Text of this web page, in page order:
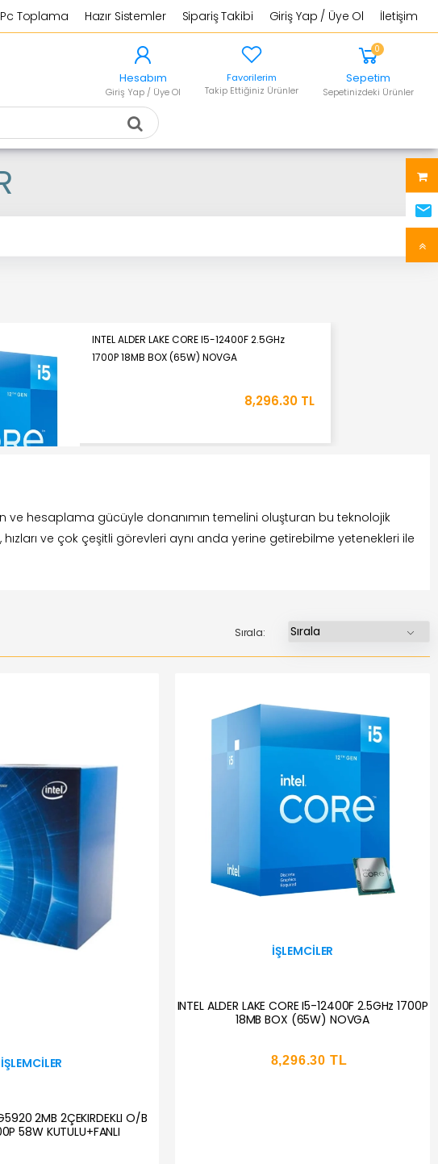
Pc Toplama Hazır Sistemler Sipariş Takibi Giriş Yap / Üye Ol İletişim
Hesabım
Giriş Yap / Üye Ol
Favorilerim
Takip Ettiğiniz Ürünler
0
Sepetim
Sepetinizdeki Ürünler
INTEL ALDER LAKE CORE I5-12400F 2.5GHz
1700P 18MB BOX (65W) NOVGA
8,296.30 TL
ve hesaplama gücüyle donanımın temelini oluşturan bu teknolojik
ve çok çeşitli görevleri aynı anda yerine getirebilme yetenekleri ile
Sırala:
İŞLEMCILER
2MB 2ÇEKIRDEKLI O/B
58W KUTULU+FANLI
İŞLEMCILER
INTEL ALDER LAKE CORE I5-12400F 2.5GHz 1700P
18MB BOX (65W) NOVGA
8,296.30 TL